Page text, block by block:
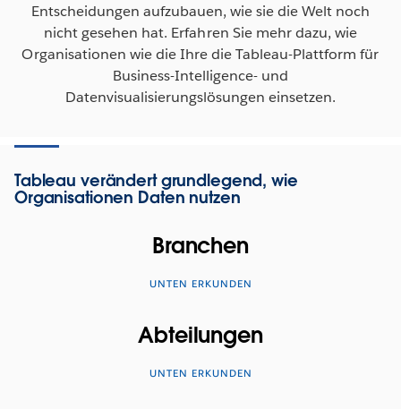
Entscheidungen aufzubauen, wie sie die Welt noch
nicht gesehen hat. Erfahren Sie mehr dazu, wie
Organisationen wie die Ihre die Tableau-Plattform für
Business-Intelligence- und
Datenvisualisierungslösungen einsetzen.
Tableau verändert grundlegend, wie
Organisationen Daten nutzen
Branchen
UNTEN ERKUNDEN
Abteilungen
UNTEN ERKUNDEN